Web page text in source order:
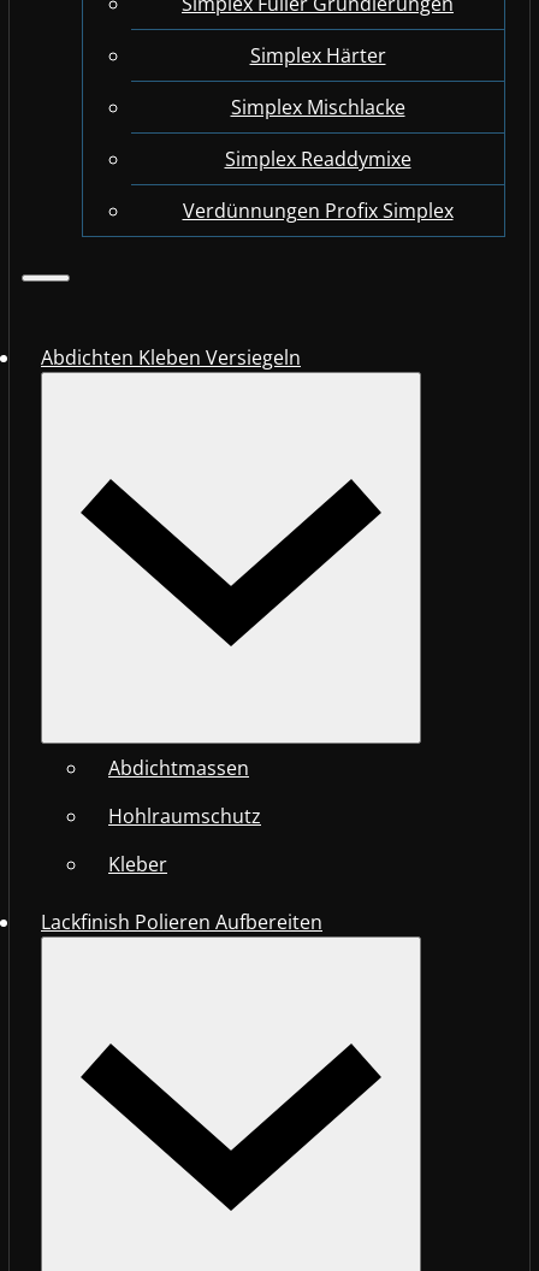
Simplex Härter
Simplex Mischlacke
Simplex Readdymixe
Verdünnungen Profix Simplex
Abdichten Kleben Versiegeln
Abdichtmassen
Hohlraumschutz
Kleber
Lackfinish Polieren Aufbereiten